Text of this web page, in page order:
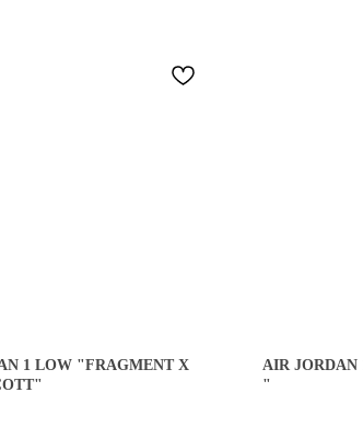
1 LOW "FRAGMENT X
AIR JORDAN
"